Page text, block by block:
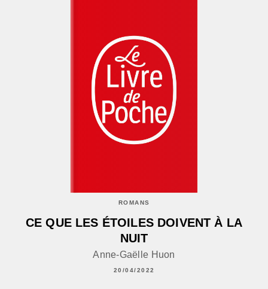
ROMANS
CE QUE LES ÉTOILES DOIVENT À LA
NUIT
Anne-Gaëlle Huon
20/04/2022